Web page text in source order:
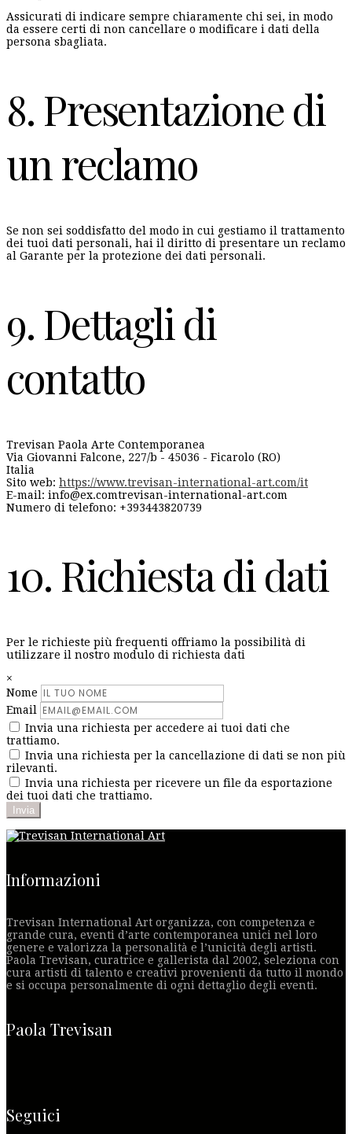
Assicurati di indicare sempre chiaramente chi sei, in modo
da essere certi di non cancellare o modificare i dati della
persona sbagliata.
8. Presentazione di
un reclamo
Se non sei soddisfatto del modo in cui gestiamo il trattamento
dei tuoi dati personali, hai il diritto di presentare un reclamo
al Garante per la protezione dei dati personali.
9. Dettagli di
contatto
Trevisan Paola Arte Contemporanea
Via Giovanni Falcone, 227/b - 45036 - Ficarolo (RO)
Italia
Sito web: https://www.trevisan-international-art.com/it
E-mail: info@ex.comtrevisan-international-art.com
Numero di telefono: +393443820739
10. Richiesta di dati
Per le richieste più frequenti offriamo la possibilità di
utilizzare il nostro modulo di richiesta dati
×
Nome
Email
Invia una richiesta per accedere ai tuoi dati che
trattiamo.
Invia una richiesta per la cancellazione di dati se non più
rilevanti.
Invia una richiesta per ricevere un file da esportazione
dei tuoi dati che trattiamo.
Informazioni
Trevisan International Art organizza, con competenza e
grande cura, eventi d’arte contemporanea unici nel loro
genere e valorizza la personalità e l’unicità degli artisti.
Paola Trevisan, curatrice e gallerista dal 2002, seleziona con
cura artisti di talento e creativi provenienti da tutto il mondo
e si occupa personalmente di ogni dettaglio degli eventi.
Paola Trevisan
Seguici